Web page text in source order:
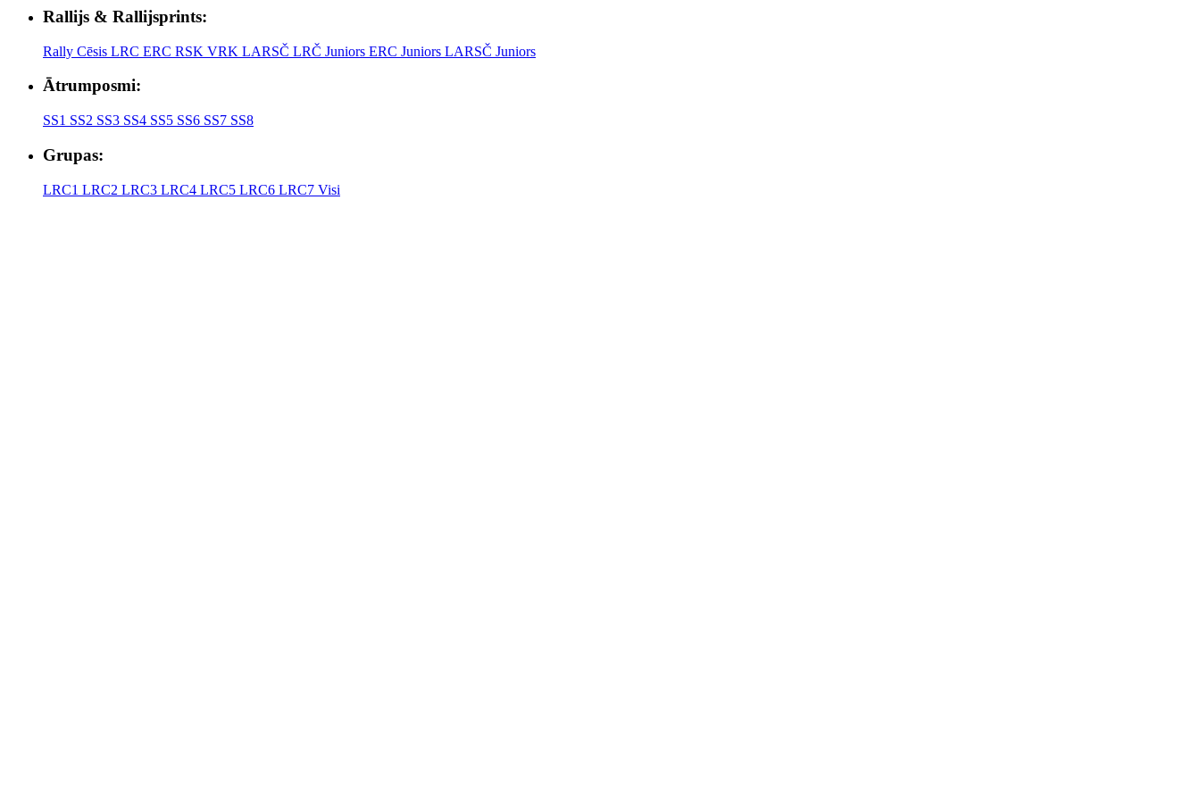
Rallijs & Rallijsprints:
Rally Cēsis LRC ERC RSK VRK LARSČ LRČ Juniors ERC Juniors LARSČ Juniors
Ātrumposmi:
SS1 SS2 SS3 SS4 SS5 SS6 SS7 SS8
Grupas:
LRC1 LRC2 LRC3 LRC4 LRC5 LRC6 LRC7 Visi